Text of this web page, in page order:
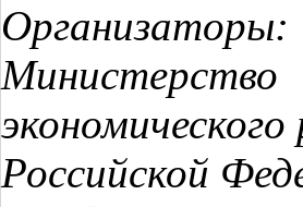
Организаторы:
Министерство
Российской